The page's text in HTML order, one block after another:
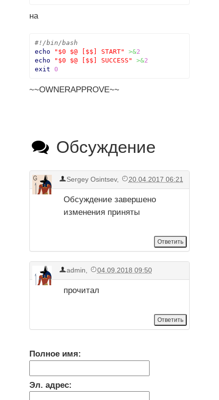
на
#!/bin/bash
echo
"$0 $@ [$$] START" >&2
echo
"$0 $@ [$$] SUCCESS" >&2
exit
0
~~OWNERAPPROVE~~
Обсуждение
Sergey Osintsev, 20.04.2017 06:21
Обсуждение завершено
изменения приняты
admin, 04.09.2018 09:50
прочитал
Полное имя:
Эл. адрес: